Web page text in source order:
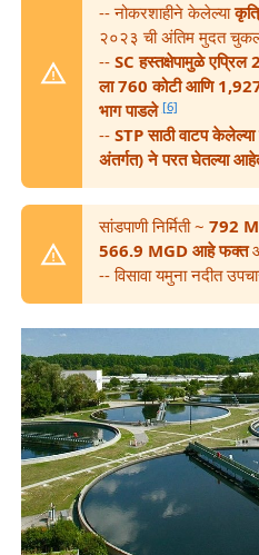
-- नोकरशाहीने केलेल्या
२०२३ ची अंतिम मुदत
-- SC हस्तक्षेपामुळे
ला 760 कोटी आणि 1,927
भाग पाडले [6]
-- STP साठी वाटप
अंतर्गत) ने परत घेतल्या
सांडपाणी निर्मिती ~ 792
566.9 MGD आहे फक्त
-- विसावा यमुना नदीत